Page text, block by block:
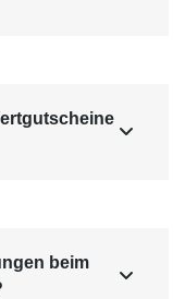

beim
